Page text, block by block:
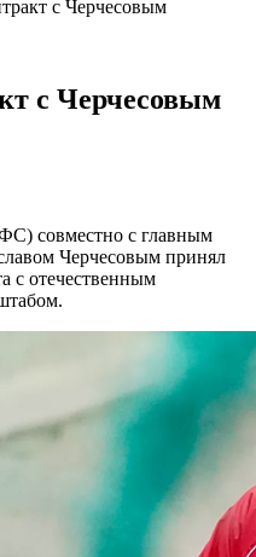
с Черчесовым
с Черчесовым
совместно с главным
Черчесовым принял
с отечественным